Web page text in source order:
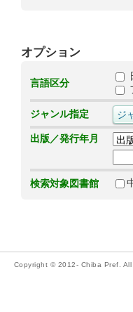
オプション
言語区分
ジャンル指定
出版／発行年月
検索対象図書館
Copyright © 2012- Chiba Pref. All